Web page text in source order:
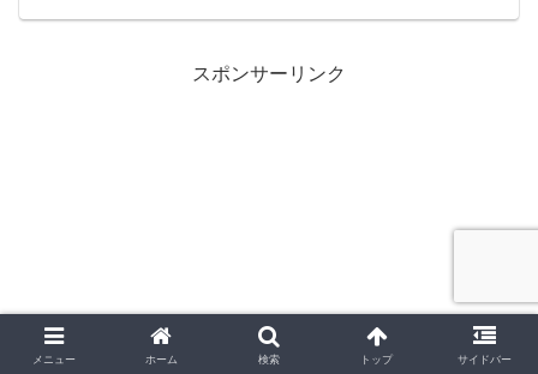
スポンサーリンク
メニュー ホーム 検索 トップ サイドバー